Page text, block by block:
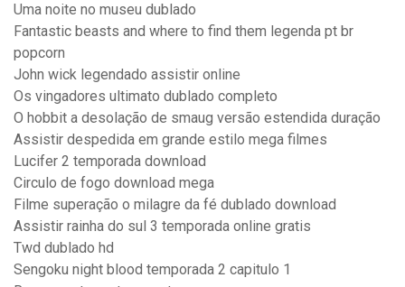
Uma noite no museu dublado
Fantastic beasts and where to find them legenda pt br
popcorn
John wick legendado assistir online
Os vingadores ultimato dublado completo
O hobbit a desolação de smaug versão estendida duração
Assistir despedida em grande estilo mega filmes
Lucifer 2 temporada download
Circulo de fogo download mega
Filme superação o milagre da fé dublado download
Assistir rainha do sul 3 temporada online gratis
Twd dublado hd
Sengoku night blood temporada 2 capitulo 1